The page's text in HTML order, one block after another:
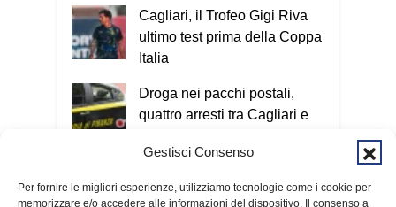
Gestisci Consenso
Per fornire le migliori esperienze, utilizziamo tecnologie come i cookie per
memorizzare e/o accedere alle informazioni del dispositivo. Il consenso a
Cagliari, il Trofeo Gigi Riva
ultimo test prima della Coppa
Italia
Droga nei pacchi postali,
quattro arresti tra Cagliari e
mattina: ancora disagi sulla